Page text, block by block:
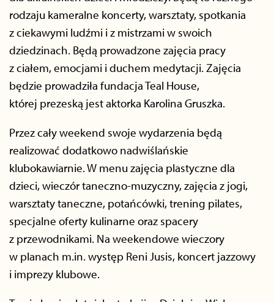
rodzaju kameralne koncerty, warsztaty, spotkania
z ciekawymi ludźmi i z mistrzami w swoich
dziedzinach. Będą prowadzone zajęcia pracy
z ciałem, emocjami i duchem medytacji. Zajęcia
będzie prowadziła fundacja Teal House,
której prezeską jest aktorka Karolina Gruszka.
Przez cały weekend swoje wydarzenia będą
realizować dodatkowo nadwiślańskie
klubokawiarnie. W menu zajęcia plastyczne dla
dzieci, wieczór taneczno-muzyczny, zajęcia z jogi,
warsztaty taneczne, potańcówki, trening pilates,
specjalne oferty kulinarne oraz spacery
z przewodnikami. Na weekendowe wieczory
w planach m.in. występ Reni Jusis, koncert jazzowy
i imprezy klubowe.